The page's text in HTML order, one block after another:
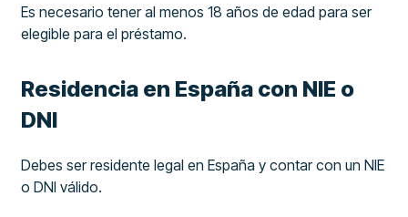
Es necesario tener al menos 18 años de edad para ser
elegible para el préstamo.
Residencia en España con NIE o
DNI
Debes ser residente legal en España y contar con un NIE
o DNI válido.